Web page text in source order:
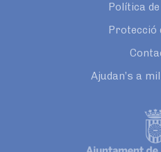
Política
Protecció
Ajudan’s a